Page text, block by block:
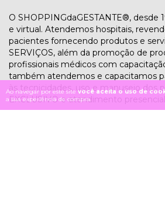
Ao navegar por este site você aceita o uso de
a sua experiência de compra.
O SHOPPINGdaGESTANTE®, desde
e virtual. Atendemos hospitais,
pacientes fornecendo produtos e
SERVIÇOS, além da promoção de
profissionais médicos com
também atendemos e capacitamos
às tecnicidades, uso e manuseio dos
EXCLUSIVO e atendimento